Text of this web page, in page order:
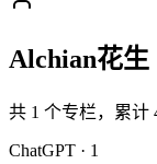
Alchian花生
共 1 个专栏，累计
ChatGPT · 1